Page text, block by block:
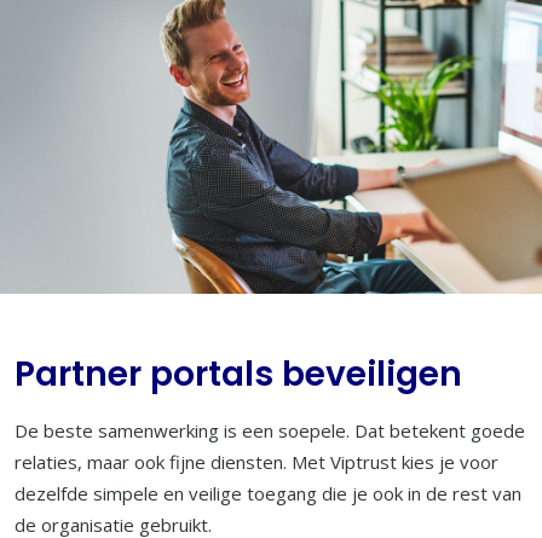
Partner portals beveiligen
De beste samenwerking is een soepele. Dat betekent goede
relaties, maar ook fijne diensten. Met Viptrust kies je voor
dezelfde simpele en veilige toegang die je ook in de rest van
de organisatie gebruikt.